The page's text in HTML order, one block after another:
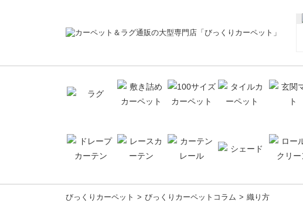
びっくりカーペット びっくりカーペットコラム 織り方